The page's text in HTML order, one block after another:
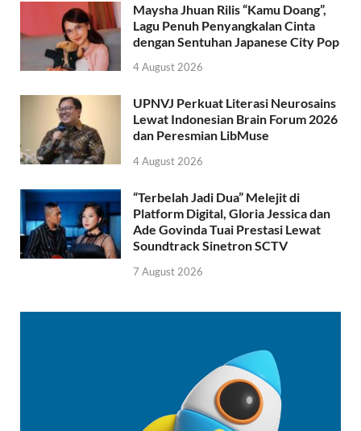
Maysha Jhuan Rilis “Kamu Doang”,
Lagu Penuh Penyangkalan Cinta
dengan Sentuhan Japanese City Pop
4 August 2026
UPNVJ Perkuat Literasi Neurosains
Lewat Indonesian Brain Forum 2026
dan Peresmian LibMuse
4 August 2026
“Terbelah Jadi Dua” Melejit di
Platform Digital, Gloria Jessica dan
Ade Govinda Tuai Prestasi Lewat
Soundtrack Sinetron SCTV
7 August 2026